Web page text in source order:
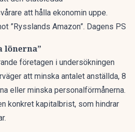
att hålla ekonomin uppe.
”Rysslands Amazon”. Dagens PS
lönerna”
företagen i undersökningen
att minska antalet anställda, 8
eller minska personalförmånerna.
konkret kapitalbrist, som hindrar